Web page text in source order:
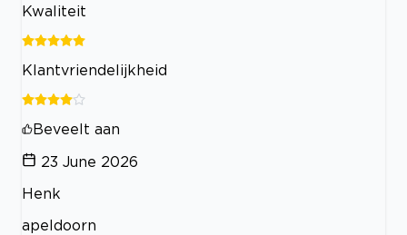
Kwaliteit
Klantvriendelijkheid
Beveelt aan
23 June 2026
Henk
apeldoorn